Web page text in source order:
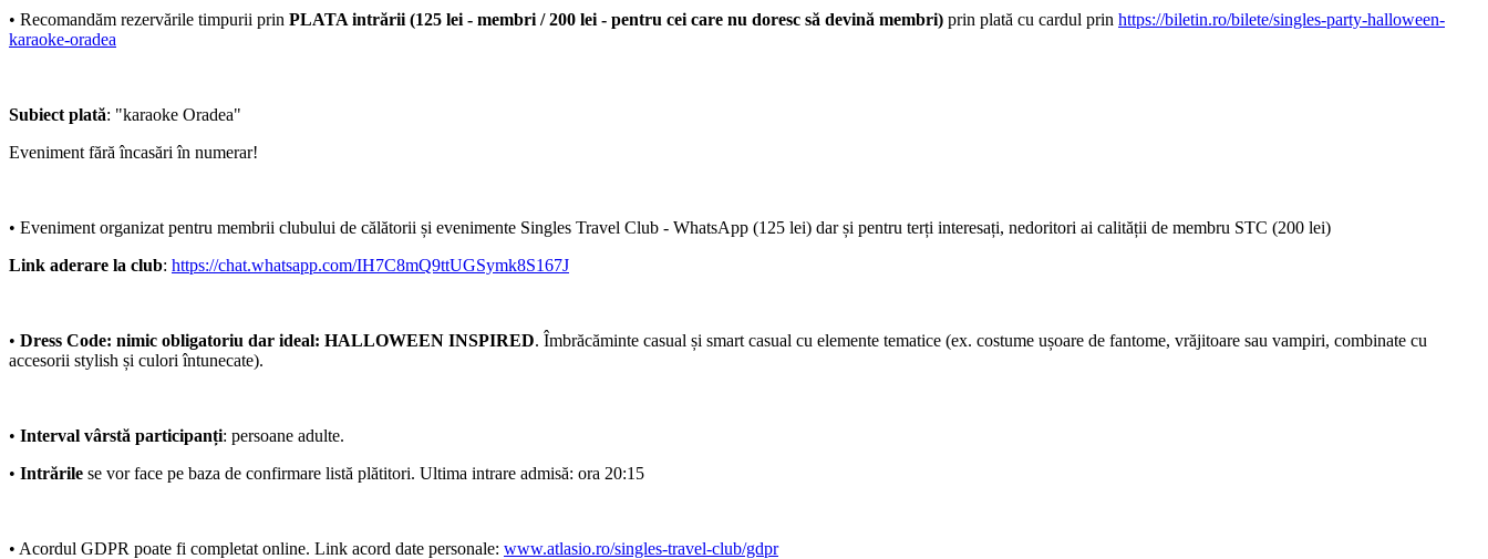
•⁠ Recomandăm rezervările timpurii prin PLATA intrării (125 lei - membri / 200 lei - pentru cei care nu doresc să devină membri) prin plată cu cardul prin https://biletin.ro/bilete/singles-party-halloween-
karaoke-oradea
Subiect plată: "karaoke Oradea"
Eveniment fără încasări în numerar!
•⁠ Eveniment organizat pentru membrii clubului de călătorii și evenimente Singles Travel Club - WhatsApp (125 lei) dar și pentru terți interesați, nedoritori ai calității de membru STC (200 lei)
Link aderare la club: https://chat.whatsapp.com/IH7C8mQ9ttUGSymk8S167J
•⁠ Dress Code: nimic obligatoriu dar ideal: HALLOWEEN INSPIRED. Îmbrăcăminte casual și smart casual cu elemente tematice (ex. costume ușoare de fantome, vrăjitoare sau vampiri, combinate cu
accesorii stylish și culori întunecate).
•⁠ Interval vârstă participanți: persoane adulte.
•⁠ Intrările se vor face pe baza de confirmare listă plătitori. Ultima intrare admisă: ora 20:15
•⁠ Acordul GDPR poate fi completat online. Link acord date personale: www.atlasio.ro/singles-travel-club/gdpr